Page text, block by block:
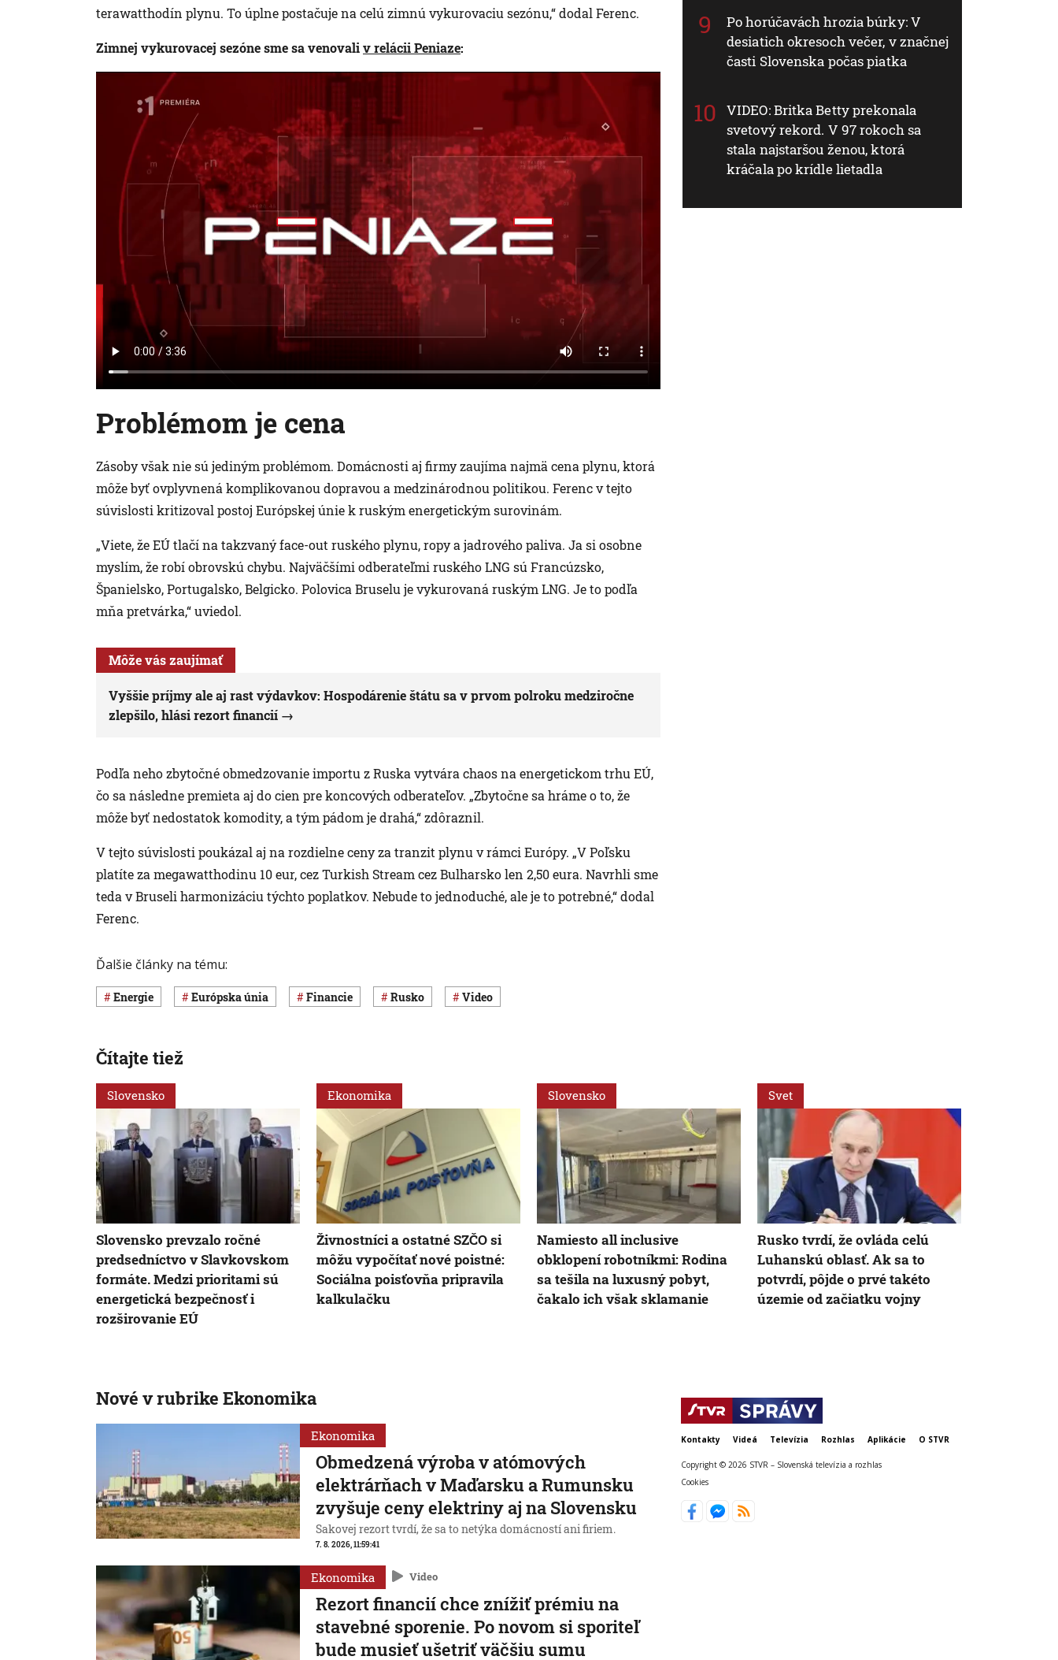
terawatthodín plynu. To úplne postačuje na celú zimnú vykurovaciu sezónu,“ dodal Ferenc.
Zimnej vykurovacej sezóne sme sa venovaliv relácii Peniaze:
Problémom je cena
Zásoby však nie sú jediným problémom. Domácnosti aj firmy zaujíma najmä cena plynu, ktorá
môže byť ovplyvnená komplikovanou dopravou a medzinárodnou politikou. Ferenc v tejto
súvislosti kritizoval postoj Európskej únie k ruským energetickým surovinám.
„Viete, že EÚ tlačí na takzvaný face-out ruského plynu, ropy a jadrového paliva. Ja si osobne
myslím, že robí obrovskú chybu. Najväčšími odberateľmi ruského LNG sú Francúzsko,
Španielsko, Portugalsko, Belgicko. Polovica Bruselu je vykurovaná ruským LNG. Je to podľa
mňa pretvárka,“ uviedol.
Môže vás zaujímať
Vyššie príjmy ale aj rast výdavkov: Hospodárenie štátu sa v prvom polroku medziročne
zlepšilo, hlási rezort financií
Podľa neho zbytočné obmedzovanie importu z Ruska vytvára chaos na energetickom trhu EÚ,
čo sa následne premieta aj do cien pre koncových odberateľov. „Zbytočne sa hráme o to, že
môže byť nedostatok komodity, a tým pádom je drahá,“ zdôraznil.
V tejto súvislosti poukázal aj na rozdielne ceny za tranzit plynu v rámci Európy. „V Poľsku
platíte za megawatthodinu 10 eur, cez Turkish Stream cez Bulharsko len 2,50 eura. Navrhli sme
teda v Bruseli harmonizáciu týchto poplatkov. Nebude to jednoduché, ale je to potrebné,“ dodal
Ferenc.
Ďalšie články na tému:
energie Európska únia Financie Rusko Video
Po horúčavách hrozia búrky: V
desiatich okresoch večer, v značnej
časti Slovenska počas piatka
VIDEO: Britka Betty prekonala
svetový rekord. V 97 rokoch sa
stala najstaršou ženou, ktorá
kráčala po krídle lietadla
Čítajte tiež
Slovensko
Slovensko prevzalo ročné
predsedníctvo v Slavkovskom
formáte. Medzi prioritami sú
energetická bezpečnosť i
rozširovanie EÚ
Ekonomika
Živnostníci a ostatné SZČO si
môžu vypočítať nové poistné:
Sociálna poisťovňa pripravila
kalkulačku
Slovensko
Namiesto all inclusive
obklopení robotníkmi: Rodina
sa tešila na luxusný pobyt,
čakalo ich však sklamanie
Svet
Rusko tvrdí, že ovláda celú
Luhanskú oblasť. Ak sa to
potvrdí, pôjde o prvé takéto
územie od začiatku vojny
Nové v rubrike Ekonomika
Ekonomika
Obmedzená výroba v atómových
elektrárňach v Maďarsku a Rumunsku
zvyšuje ceny elektriny aj na Slovensku
Sakovej rezort tvrdí, že sa to netýka domácností ani firiem.
7. 8. 2026, 11:59:41
Ekonomika Video
Rezort financií chce znížiť prémiu na
stavebné sporenie. Po novom si sporiteľ
bude musieť ušetriť väčšiu sumu
Kontakty Videá Televízia Rozhlas Aplikácie O STVR
Copyright © 2026 STVR – Slovenská televízia a rozhlas
Cookies